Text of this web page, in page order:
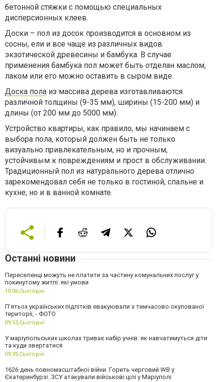
бетонной стяжки с помощью специальных
дисперсионных клеев.
Доски – пол из досок производится в основном из
сосны, ели и все чаще из различных видов
экзотической древесины и бамбука. В случае
применения бамбука пол может быть отделан маслом,
лаком или его можно оставить в сыром виде.
Доска пола из массива дерева изготавливаются
различной толщины (9-35 мм), ширины (15-200 мм) и
длины (от 200 мм до 5000 мм).
Устройство квартиры, как правило, мы начинаем с
выбора пола, который должен быть не только
визуально привлекательным, но и прочным,
устойчивым к повреждениям и прост в обслуживании.
Традиционный пол из натурального дерева отлично
зарекомендовал себя не только в гостиной, спальне и
кухне, но и в ванной комнате.
Останні новини
Переселенці можуть не платити за частину комунальних послуг у
покинутому житлі: які умови
10:06,Сьогодні
П’ятьох українських підлітків евакуювали з тимчасово окупованої
території, - ФОТО
09:53,Сьогодні
У маріупольських школах триває набір учнів: як навчатимуться діти
та куди звертатися
09:35,Сьогодні
1626 день повномасштабної війни. Горить черговий WB у
Єкатеринбурзі. ЗСУ атакували військові цілі у Маріуполі